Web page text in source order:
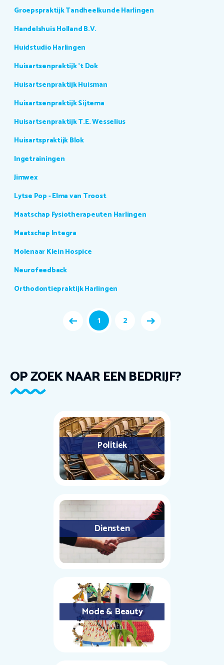
Groepspraktijk Tandheelkunde Harlingen
Handelshuis Holland B.V.
Huidstudio Harlingen
Huisartsenpraktijk 't Dok
Huisartsenpraktijk Huisman
Huisartsenpraktijk Sijtema
Huisartsenpraktijk T.E. Wesselius
Huisartspraktijk Blok
Ingetrainingen
Jimwex
Lytse Pop - Elma van Troost
Maatschap Fysiotherapeuten Harlingen
Maatschap Integra
Molenaar Klein Hospice
Neurofeedback
Orthodontiepraktijk Harlingen
1 2
OP ZOEK NAAR EEN BEDRIJF?
Politiek
Diensten
Mode & Beauty